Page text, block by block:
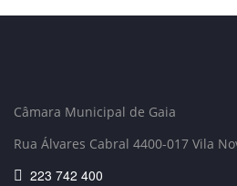
Câmara Municipal de Gaia
Rua Álvares Cabral 4400-017 Vila
223 742 400